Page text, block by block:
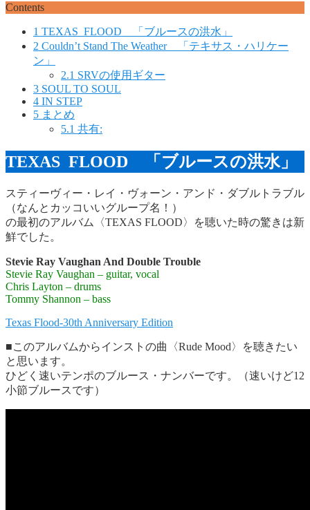
Contents
1 TEXAS FLOOD 「ブルースの洪水」
2 Couldn’t Stand The Weather 「テキサス・ハリケー
ン」
2.1 SRVの使用ギター
3 SOUL TO SOUL
4 IN STEP
5 まとめ
5.1 共有:
TEXAS FLOOD 「ブルースの洪水」
スティーヴィー・レイ・ヴォーン・アンド・ダブルトラブル
（なんとカッコいいグループ名！）
の最初のアルバム〈TEXAS FLOOD〉を聴いた時の驚きは新
鮮でした。
Stevie Ray Vaughan And Double Trouble
Stevie Ray Vaughan – guitar, vocal
Chris Layton – drums
Tommy Shannon – bass
Texas Flood-30th Anniversary Edition
■このアルバムからインストの曲〈Rude Mood〉を聴きたい
と思います。
ひどく速いテンポのブルース・ナンバーです。（速いけど12
小節ブルースです）